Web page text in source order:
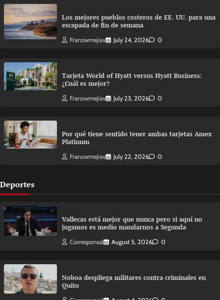
Los mejores pueblos costeros de EE. UU. para una
escapada de fin de semana
Franzwmejiav July 24, 2026 0
Tarjeta World of Hyatt versus Hyatt Business:
¿Cuál es mejor?
Franzwmejiav July 23, 2026 0
Por qué tiene sentido tener ambas tarjetas Amex
Platinum
Franzwmejiav July 22, 2026 0
Deportes
Vallecas está mejor que nunca pero si aquí no
jugamos es medio mandarnos a Segunda
Corresponsal August 5, 2026 0
Noboa despliega militares contra criminales en
Quito